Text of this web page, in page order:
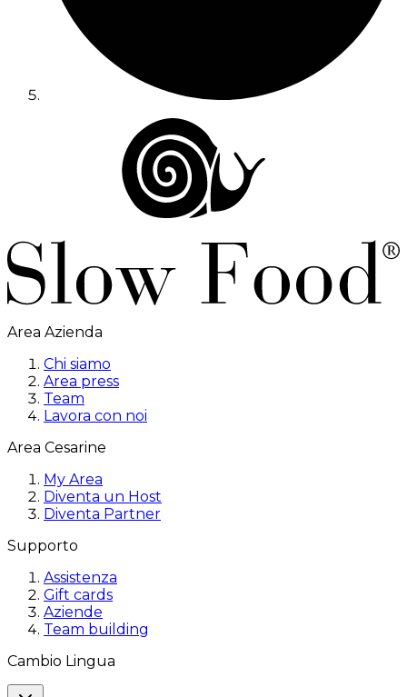
Area Azienda
Chi siamo
Area press
Team
Lavora con noi
Area Cesarine
My Area
Diventa un Host
Diventa Partner
Supporto
Assistenza
Gift cards
Aziende
Team building
Cambio Lingua